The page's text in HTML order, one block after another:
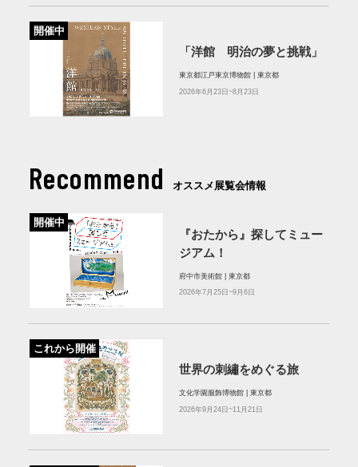
開催中
「洋館 明治の夢と挑戦」
東京都江戸東京博物館 | 東京都
2026年6月23日~8月23日
Recommend オススメ展覧会情報
開催中
『おたから』探してミュー
ジアム！
府中市美術館 | 東京都
2026年7月25日~9月6日
これから開催
世界の刺繡をめぐる旅
文化学園服飾博物館 | 東京都
2026年9月24日~11月21日